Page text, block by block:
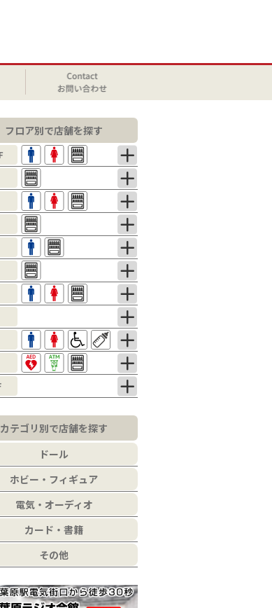
フロア別で店舗を探す
カテゴリ別で店舗を探す
ドール
ホビー・フィギュア
電気・オーディオ
カード・書籍
その他